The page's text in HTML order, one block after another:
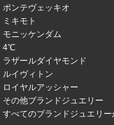
ポンテヴェッキオ
ミキモト
モニッケンダム
4℃
ラザールダイヤモンド
ルイヴィトン
ロイヤルアッシャー
その他ブランドジュエリー
すべてのブランドジュエリー